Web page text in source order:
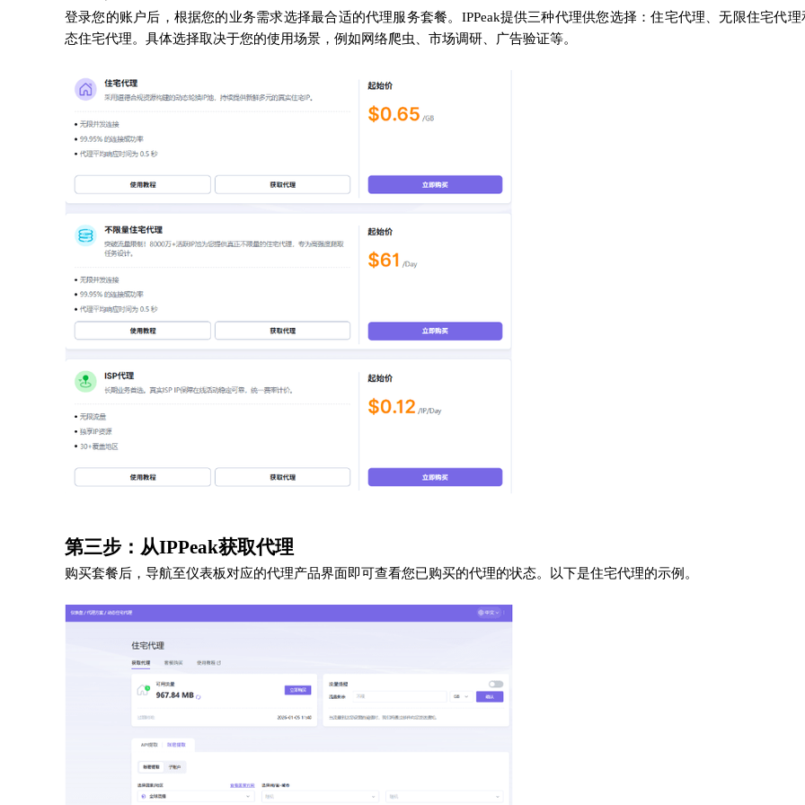
登录您的账户后，根据您的业务需求选择最合适的代理服务套餐。IPPeak提供三种代理供您选择：住宅代理、无限住宅代理
态住宅代理。具体选择取决于您的使用场景，例如网络爬虫、市场调研、广告验证等。
第三步：从IPPeak获取代理
购买套餐后，导航至仪表板对应的代理产品界面即可查看您已购买的代理的状态。以下是住宅代理的示例。